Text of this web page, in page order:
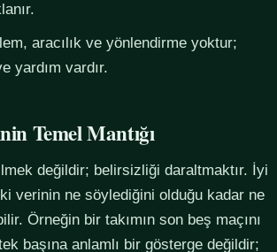
aracılık ve yönlendirme yoktur;
yardım vardır.
Temel Mantığı
değildir; belirsizliği daraltmaktır. İyi
verinin ne söylediğini olduğu kadar ne
Örneğin bir takımın son beş maçını
başına anlamlı bir gösterge değildir;